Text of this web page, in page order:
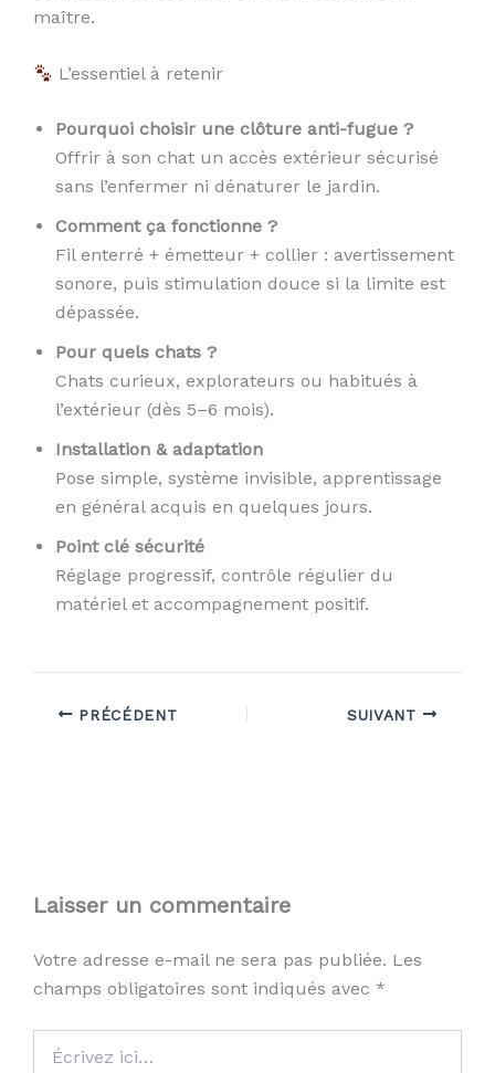
maître.
L’essentiel à retenir
Pourquoi choisir une clôture anti-fugue ?
Offrir à son chat un accès extérieur sécurisé
sans l’enfermer ni dénaturer le jardin.
Comment ça fonctionne ?
Fil enterré + émetteur + collier : avertissement
sonore, puis stimulation douce si la limite est
dépassée.
Pour quels chats ?
Chats curieux, explorateurs ou habitués à
l’extérieur (dès 5–6 mois).
Installation & adaptation
Pose simple, système invisible, apprentissage
en général acquis en quelques jours.
Point clé sécurité
Réglage progressif, contrôle régulier du
matériel et accompagnement positif.
PRÉCÉDENT SUIVANT
Laisser un commentaire
Votre adresse e-mail ne sera pas publiée. Les
champs obligatoires sont indiqués avec *
ici…